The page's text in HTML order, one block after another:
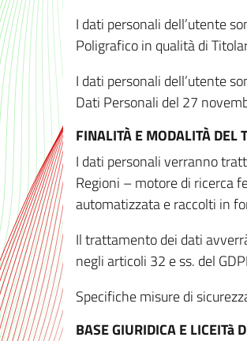
I dati personali dell’utente
Poligrafico in qualità di
I dati personali dell’utente
Dati Personali del 27
FINALITÀ E MODALITÀ DEL
I dati personali verranno
Regioni – motore di ricerca
automatizzata e raccolti in
Il trattamento dei dati
negli articoli 32 e ss. del
Specifiche misure di
BASE GIURIDICA E LICEITà